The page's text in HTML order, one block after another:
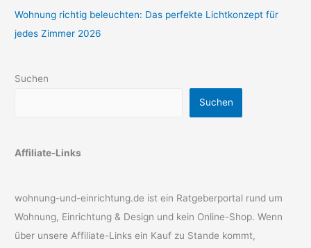
Wohnung richtig beleuchten: Das perfekte Lichtkonzept für
jedes Zimmer 2026
Suchen
Suchen
Affiliate-Links
wohnung-und-einrichtung.de ist ein Ratgeberportal rund um
Wohnung, Einrichtung & Design und kein Online-Shop. Wenn
über unsere Affiliate-Links ein Kauf zu Stande kommt,